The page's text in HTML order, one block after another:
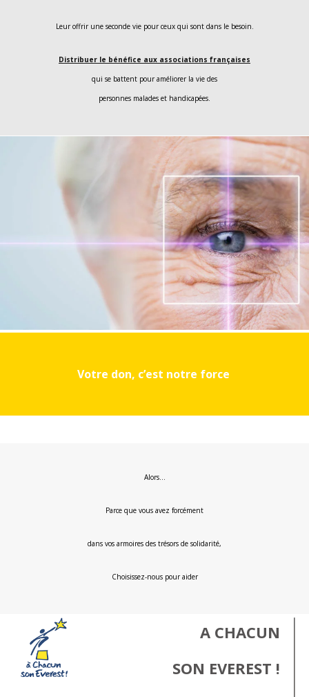
Leur offrir une seconde vie pour ceux qui sont dans le besoin.
Distribuer le bénéfice aux associations françaises
qui se battent pour améliorer la vie des
personnes malades et handicapées.
Votre don, c’est notre force
Alors…
Parce que vous avez forcément
dans vos armoires des trésors de solidarité,
Choisissez-nous pour aider
A CHACUN
SON EVEREST !